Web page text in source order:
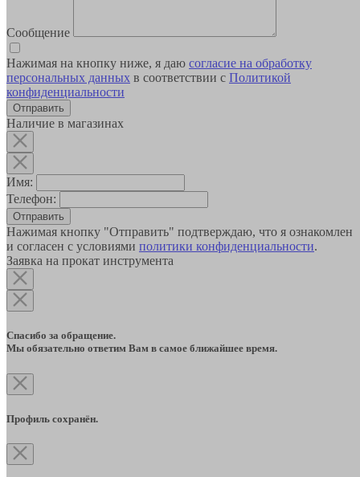
Сообщение
Нажимая на кнопку ниже, я даю согласие на обработку
персональных данных в соответствии с Политикой
конфиденциальности
Наличие в магазинах
Имя:
Телефон:
Отправить
Нажимая кнопку "Отправить" подтверждаю, что я ознакомлен
и согласен с условиями политики конфиденциальности.
Заявка на прокат инструмента
Спасибо за обращение.
Мы обязательно ответим Вам в самое ближайшее время.
Профиль сохранён.